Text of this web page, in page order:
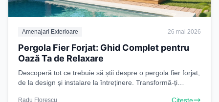
Amenajari Exterioare 26 mai 2026
Pergola Fier Forjat: Ghid Complet pentru
Oază Ta de Relaxare
Descoperă tot ce trebuie să știi despre o pergola fier forjat,
de la design și instalare la întreținere. Transformă-ți
Radu Florescu Citeste